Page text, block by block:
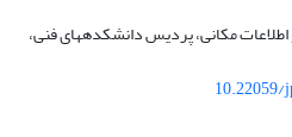
مکانی، پردیس دانشکده‏های فنی،
10.22059/